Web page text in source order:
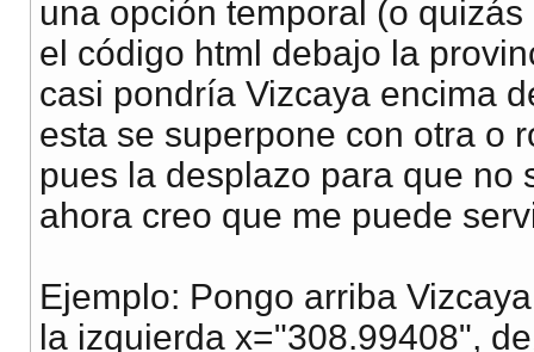
font : 8px Verdana , Helvetica, Arial,
}
a
.current tspan
fill
fill :green;
fill: #000;
}
fill
fill: white;
fill: #FFC34C;
una opción temporal (o
el código html debajo la
casi pondría Vizcaya encima
esta se superpone con otra o
pues la desplazo para que no
ahora creo que me puede
Ejemplo: Pongo arriba
la izquierda x="308.99408",